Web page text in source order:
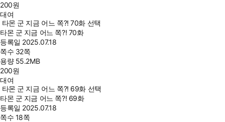
200원
대여
타몬 군 지금 어느 쪽?! 70화 선택
타몬 군 지금 어느 쪽?! 70화
등록일 2025.07.18
쪽수 32쪽
용량 55.2MB
200원
대여
타몬 군 지금 어느 쪽?! 69화 선택
타몬 군 지금 어느 쪽?! 69화
등록일 2025.07.18
쪽수 18쪽